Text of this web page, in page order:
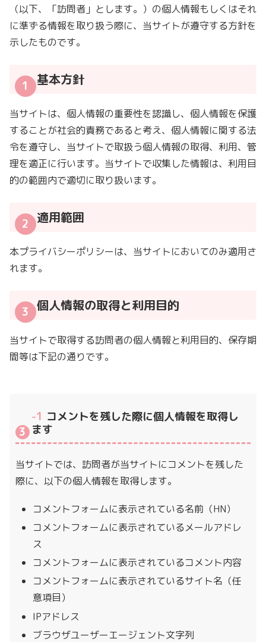
（以下、「訪問者」とします。）の個人情報もしくはそれ
に準ずる情報を取り扱う際に、当サイトが遵守する方針を
示したものです。
基本方針
当サイトは、個人情報の重要性を認識し、個人情報を保護
することが社会的責務であると考え、個人情報に関する法
令を遵守し、当サイトで取扱う個人情報の取得、利用、管
理を適正に行います。当サイトで収集した情報は、利用目
的の範囲内で適切に取り扱います。
適用範囲
本プライバシーポリシーは、当サイトにおいてのみ適用さ
れます。
個人情報の取得と利用目的
当サイトで取得する訪問者の個人情報と利用目的、保存期
間等は下記の通りです。
-1 コメントを残した際に個人情報を取得し
ます
当サイトでは、訪問者が当サイトにコメントを残した
際に、以下の個人情報を取得します。
コメントフォームに表示されている名前（HN）
コメントフォームに表示されているメールアドレ
ス
コメントフォームに表示されているコメント内容
コメントフォームに表示されているサイト名（任
意項目）
IPアドレス
ブラウザユーザーエージェント文字列